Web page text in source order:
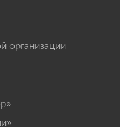
организации